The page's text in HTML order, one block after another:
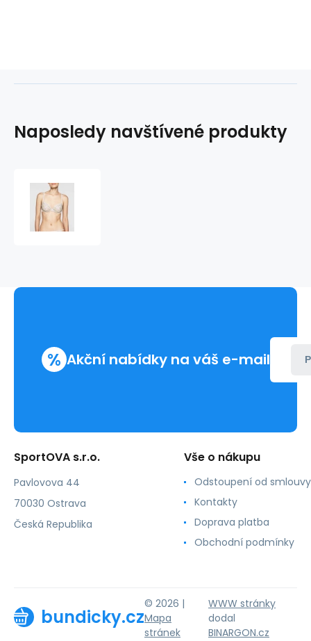
Naposledy navštívené produkty
% Akční nabídky na váš e-mail
SportOVA s.r.o.
Pavlovova 44
70030 Ostrava
Česká Republika
Vše o nákupu
Odstoupení od smlouvy
Kontakty
Doprava platba
Obchodní podmínky
bundicky.cz
© 2026 |
Mapa
stránek
WWW stránky
dodal
BINARGON.cz